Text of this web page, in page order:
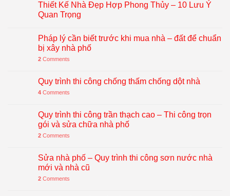
Thiết Kế Nhà Đẹp Hợp Phong Thủy – 10 Lưu Ý
Quan Trọng
Pháp lý cần biết trước khi mua nhà – đất để chuẩn
bị xây nhà phố
2 Comments
Quy trình thi công chống thấm chống dột nhà
4 Comments
Quy trình thi công trần thạch cao – Thi công trọn
gói và sửa chữa nhà phố
2 Comments
Sửa nhà phố – Quy trình thi công sơn nước nhà
mới và nhà cũ
2 Comments